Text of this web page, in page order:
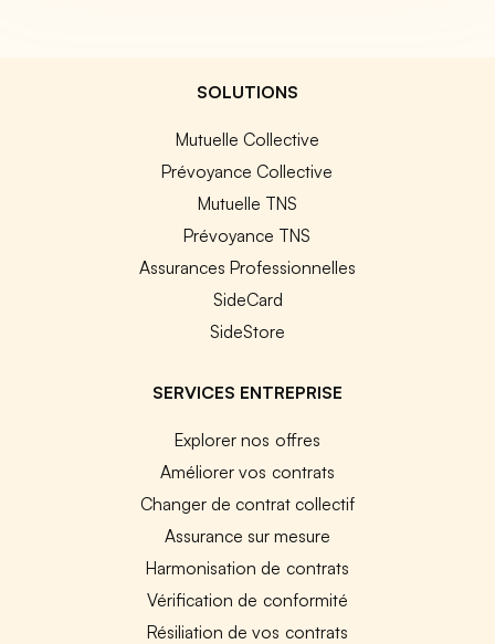
SOLUTIONS
Mutuelle Collective
Prévoyance Collective
Mutuelle TNS
Prévoyance TNS
Assurances Professionnelles
SideCard
SideStore
SERVICES ENTREPRISE
Explorer nos offres
Améliorer vos contrats
Changer de contrat collectif
Assurance sur mesure
Harmonisation de contrats
Vérification de conformité
Résiliation de vos contrats